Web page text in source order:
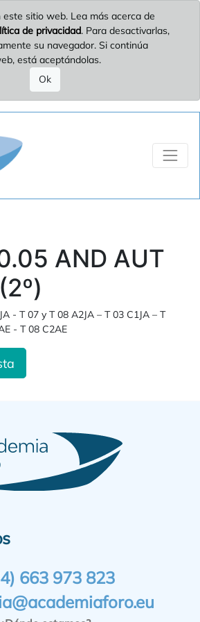
este sitio web. Lea más acerca de
de privacidad. Para desactivarlas,
su navegador. Si continúa
está aceptándolas.
Ok
AND AUT
- T 07 y T 08 A2JA – T 03 C1JA – T
- T 08 C2AE
663 973 823